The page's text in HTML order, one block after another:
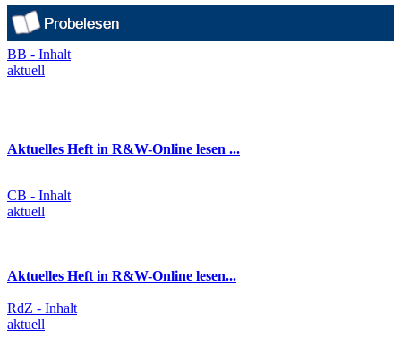
BB - Inhalt
aktuell
Aktuelles Heft in R&W-Online lesen ...
CB - Inhalt
aktuell
Aktuelles Heft in R&W-Online lesen...
RdZ - Inhalt
aktuell